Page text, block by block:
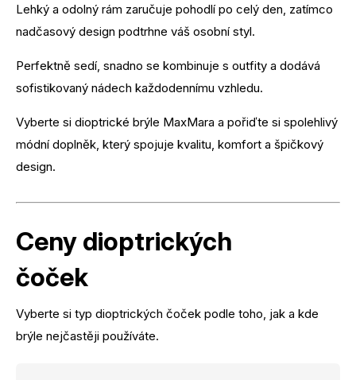
Lehký a odolný rám zaručuje pohodlí po celý den, zatímco
nadčasový design podtrhne váš osobní styl.
Perfektně sedí, snadno se kombinuje s outfity a dodává
sofistikovaný nádech každodennímu vzhledu.
Vyberte si dioptrické brýle MaxMara a pořiďte si spolehlivý
módní doplněk, který spojuje kvalitu, komfort a špičkový
design.
Ceny dioptrických
čoček
Vyberte si typ dioptrických čoček podle toho, jak a kde
brýle nejčastěji používáte.